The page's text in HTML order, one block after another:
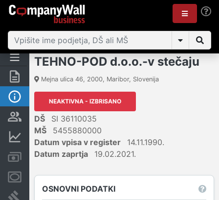
Povzetek
Odgovorne osebe in lastništvo
Računi in blokade
Zastavne pravice
TEHNO-POD d.o.o.-v stečaju
Mejna ulica 46, 2000, Maribor, Slovenija
NEAKTIVNA - IZBRISANO
DŠ
SI 36110035
MŠ
5455880000
Datum vpisa v register
14.11.1990.
Datum zaprtja
19.02.2021.
OSNOVNI PODATKI